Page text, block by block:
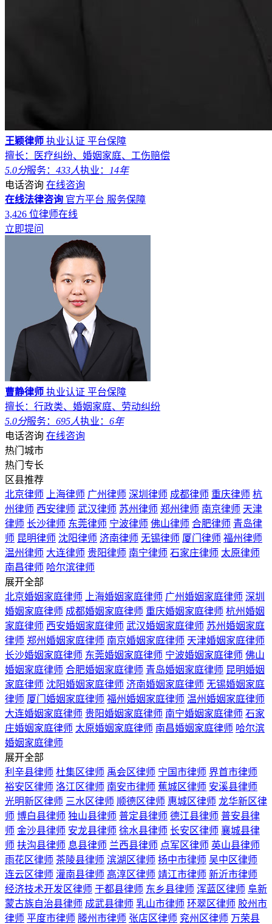
王颖律师 执业认证 平台保障
擅长：医疗纠纷、婚姻家庭、工伤赔偿
5.0分服务： 433人执业：
14年
电话咨询 在线咨询
在线法律咨询 官方平台 服务保障
3,426 位律师在线
立即提问
曹静律师 执业认证 平台保障
擅长：行政类、婚姻家庭、劳动纠纷
5.0分服务： 695人执业： 6年
电话咨询 在线咨询
热门城市
热门专长
区县推荐
北京律师
上海律师 广州律师 深圳律师 成都律师 重庆律师 杭
州律师 西安律师 武汉律师 苏州律师 郑州律师 南京律师 天津
律师 长沙律师 东莞律师 宁波律师 佛山律师 合肥律师 青岛律
师 昆明律师 沈阳律师 济南律师 无锡律师 厦门律师 福州律师
温州律师 大连律师 贵阳律师 南宁律师 石家庄律师 太原律师
南昌律师 哈尔滨律师
展开全部
北京婚姻家庭律师
上海婚姻家庭律师 广州婚姻家庭律师 深圳
婚姻家庭律师 成都婚姻家庭律师 重庆婚姻家庭律师 杭州婚姻
家庭律师 西安婚姻家庭律师 武汉婚姻家庭律师 苏州婚姻家庭
律师 郑州婚姻家庭律师 南京婚姻家庭律师 天津婚姻家庭律师
长沙婚姻家庭律师 东莞婚姻家庭律师 宁波婚姻家庭律师 佛山
婚姻家庭律师 合肥婚姻家庭律师 青岛婚姻家庭律师 昆明婚姻
家庭律师 沈阳婚姻家庭律师 济南婚姻家庭律师 无锡婚姻家庭
律师 厦门婚姻家庭律师 福州婚姻家庭律师 温州婚姻家庭律师
大连婚姻家庭律师 贵阳婚姻家庭律师 南宁婚姻家庭律师 石家
庄婚姻家庭律师 太原婚姻家庭律师 南昌婚姻家庭律师 哈尔滨
婚姻家庭律师
展开全部
利辛县律师 杜集区律师 禹会区律师 宁国市律师 界首市律师
裕安区律师 洛江区律师 南安市律师 蕉城区律师 安溪县律师
光明新区律师 三水区律师 顺德区律师 惠城区律师 龙华新区律
师 博白县律师 独山县律师 普定县律师 德江县律师 普安县律
师 金沙县律师 安龙县律师 徐水县律师 长安区律师 襄城县律
师 扶沟县律师 息县律师 兰西县律师 点军区律师 英山县律师
雨花区律师 茶陵县律师 滨湖区律师 扬中市律师 吴中区律师
连云区律师 灌南县律师 高淳区律师 靖江市律师 新沂市律师
经济技术开发区律师 于都县律师 东乡县律师 浑蓝区律师 阜新
蒙古族自治县律师 成武县律师 乳山市律师 环翠区律师 胶州市
律师 平度市律师 滕州市律师 张店区律师 兖州区律师 万荣县